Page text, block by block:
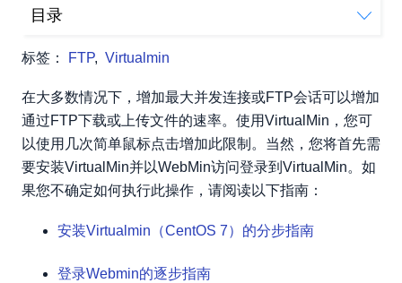
标签： FTP, Virtualmin
目录
在大多数情况下，增加最大并发连接或FTP会话可以增加
通过FTP下载或上传文件的速率。使用VirtualMin，您可
以使用几次简单鼠标点击增加此限制。当然，您将首先需
要安装VirtualMin并以WebMin访问登录到VirtualMin。如
果您不确定如何执行此操作，请阅读以下指南：
安装Virtualmin（CentOS 7）的分步指南
登录Webmin的逐步指南